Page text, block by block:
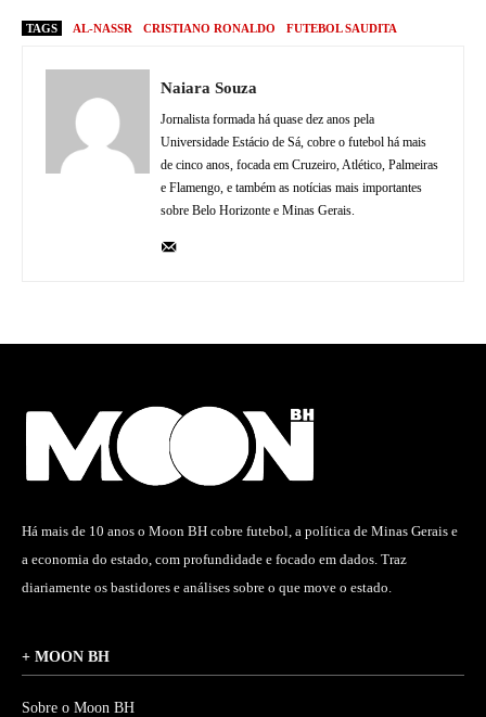
TAGS AL-NASSR CRISTIANO RONALDO FUTEBOL SAUDITA
Naiara Souza
Jornalista formada há quase dez anos pela
Universidade Estácio de Sá, cobre o futebol há mais
de cinco anos, focada em Cruzeiro, Atlético, Palmeiras
e Flamengo, e também as notícias mais importantes
sobre Belo Horizonte e Minas Gerais.
Há mais de 10 anos o Moon BH cobre futebol, a política de Minas Gerais e
a economia do estado, com profundidade e focado em dados. Traz
diariamente os bastidores e análises sobre o que move o estado.
+ MOON BH
Sobre o Moon BH